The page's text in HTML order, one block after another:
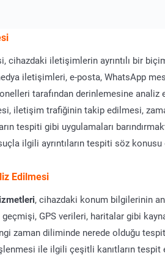
cihazdaki iletişimlerin ayrıntılı bir
iletişimleri, e-posta, WhatsApp
tarafından derinlemesine analiz
iletişim trafiğinin takip edilmesi,
tespiti gibi uygulamaları
ilgili ayrıntıların tespiti söz
Edilmesi
, cihazdaki konum bilgilerinin
geçmişi, GPS verileri, haritalar gibi
zaman diliminde nerede olduğu
ile ilgili çeşitli kanıtların tespit